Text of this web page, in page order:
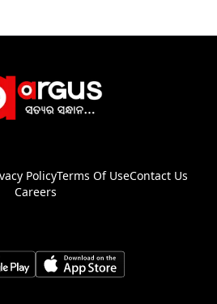
PolicyTerms Of UseContact Us
Careers